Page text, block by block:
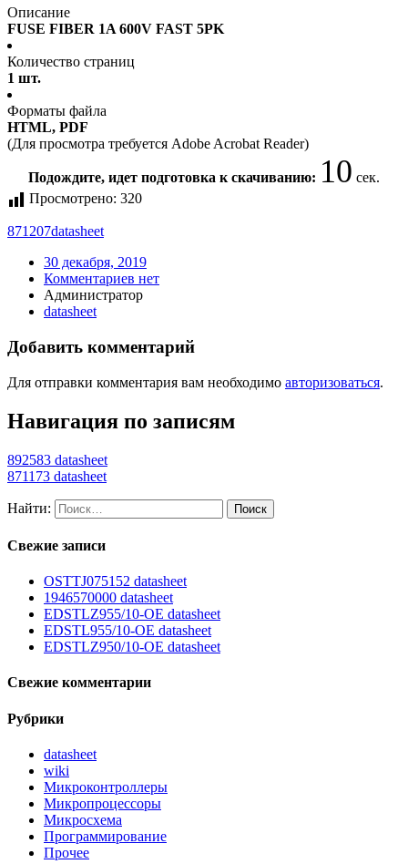
Описание
FUSE FIBER 1A 600V FAST 5PK
Количество страниц
1 шт.
Форматы файла
HTML, PDF
(Для просмотра требуется Adobe Acrobat Reader)
Подождите, идет подготовка к скачиванию: 10 сек.
Просмотрено: 320
871207datasheet
30 декабря, 2019
Комментариев нет
Администратор
datasheet
Добавить комментарий
Для отправки комментария вам необходимо авторизоваться.
Навигация по записям
892583 datasheet
871173 datasheet
Найти:
Свежие записи
OSTTJ075152 datasheet
1946570000 datasheet
EDSTLZ955/10-OE datasheet
EDSTL955/10-OE datasheet
EDSTLZ950/10-OE datasheet
Свежие комментарии
Рубрики
datasheet
wiki
Микроконтроллеры
Микропроцессоры
Микросхема
Программирование
Прочее